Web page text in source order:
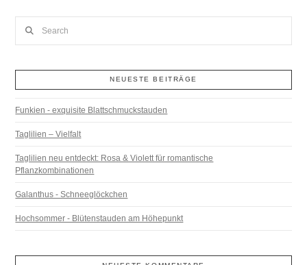
NEUESTE BEITRÄGE
Funkien - exquisite Blattschmuckstauden
Taglilien – Vielfalt
Taglilien neu entdeckt: Rosa & Violett für romantische
Pflanzkombinationen
Galanthus - Schneeglöckchen
Hochsommer - Blütenstauden am Höhepunkt